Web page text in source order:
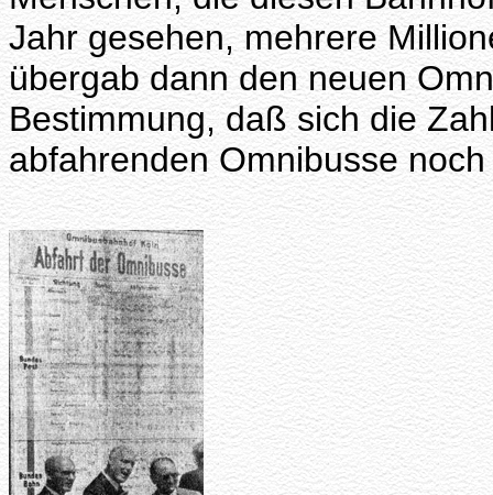
Jahr gesehen, mehrere
übergab dann den neuen
Bestimmung, daß sich die
abfahrenden Omnibusse